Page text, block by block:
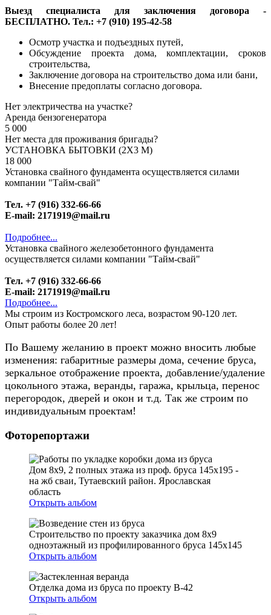
Выезд специалиста для заключения договора -
БЕСПЛАТНО. Тел.: +7 (910) 195-42-58
Осмотр участка и подъездных путей,
Обсуждение проекта дома, комплектации, сроков
строительства,
Заключение договора на строительство дома или бани,
Внесение предоплаты согласно договора.
Нет электричества на участке?
Аренда бензогенератора
5 000
Нет места для проживания бригады?
УСТАНОВКА БЫТОВКИ (2Х3 М)
18 000
Установка свайного фундамента осуществляется силами
компании "Тайм-свай"
Тел. +7 (916) 332-66-66
E-mail: 2171919@mail.ru
Подробнее...
Установка свайного железобетонного фундамента
осуществляется силами компании "Тайм-свай"
Тел. +7 (916) 332-66-66
E-mail: 2171919@mail.ru
Подробнее...
Мы строим из Костромского леса, возрастом 90-120 лет.
Опыт работы более 20 лет!
По Вашему желанию в проект можно вносить любые
изменения: габаритные размеры дома, сечение бруса,
зеркальное отображение проекта, добавление/удаление
цокольного этажа, веранды, гаража, крыльца, перенос
перегородок, дверей и окон и т.д. Так же строим по
индивидуальным проектам!
Фоторепортажи
Дом 8х9, 2 полных этажа из проф. бруса 145х195 -
на жб сваи, Тутаевский район. Ярославская
область
Открыть альбом
Строительство по проекту заказчика дом 8х9
одноэтажный из профилированного бруса 145х145
Открыть альбом
Отделка дома из бруса по проекту В-42
Открыть альбом